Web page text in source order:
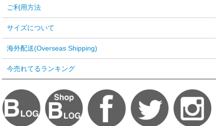
ご利用方法
サイズについて
海外配送(Overseas Shipping)
今売れてるランキング